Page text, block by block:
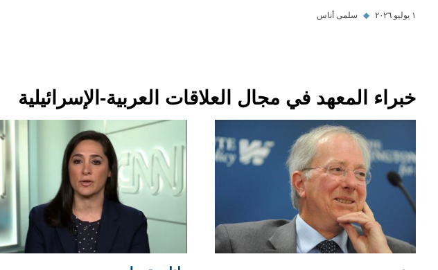
١ يوليو ٢٠٢٦ ◆ سلمى أناس
خبراء المعهد في مجال العلاقات العربية-الإسرائيلية